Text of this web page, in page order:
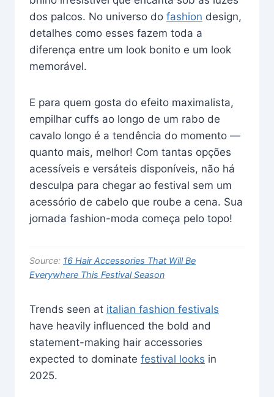
dos palcos. No universo do fashion design,
detalhes como esses fazem toda a
diferença entre um look bonito e um look
memorável.
E para quem gosta do efeito maximalista,
empilhar cuffs ao longo de um rabo de
cavalo longo é a tendência do momento —
quanto mais, melhor! Com tantas opções
acessíveis e versáteis disponíveis, não há
desculpa para chegar ao festival sem um
acessório de cabelo que roube a cena. Sua
jornada fashion-moda começa pelo topo!
Source: 16 Hair Accessories That Will Be
Everywhere This Festival Season
Trends seen at italian fashion festivals
have heavily influenced the bold and
statement-making hair accessories
expected to dominate festival looks in
2025.